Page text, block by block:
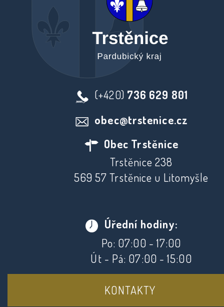
(+420) 736 629 801
obec@trstenice.cz
Obec Trstěnice
Trstěnice 238
569 57 Trstěnice u Litomyšle
Úřední hodiny:
Po: 07:00 - 17:00
Út - Pá: 07:00 - 15:00
KONTAKTY